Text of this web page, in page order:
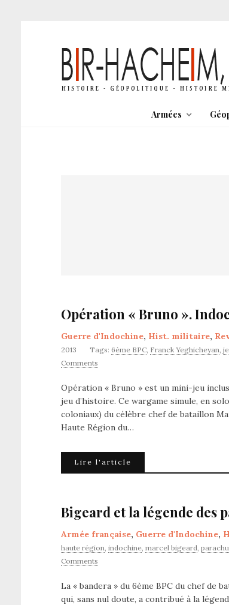
Armées
Opération « Bruno ».
Guerre d'Indochine, Hist. militaire,
2013
Tags: 6ème BPC, Franck Yeghicheyan,
Comments
Opération « Bruno » est un mini-jeu
jeu d’histoire. Ce wargame simule, en
coloniaux) du célèbre chef de bataillon
Haute Région du…
Lire l'article
Bigeard et la légende des
Armée française, Guerre d'Indochine,
haute région, indochine, marcel bigeard,
Comments
La « bandera » du 6ème BPC du chef de
qui, sans nul doute, a contribué à la